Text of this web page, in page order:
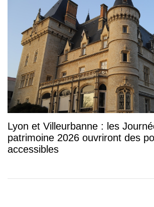
Lyon et Villeurbanne : les
patrimoine 2026 ouvriront des
accessibles